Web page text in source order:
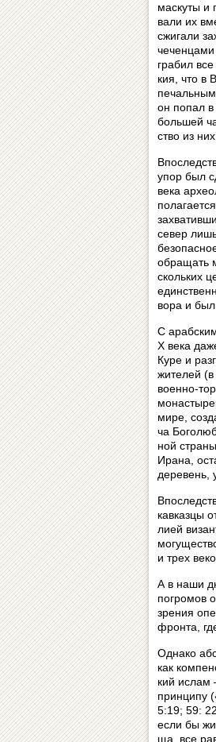
маскуты и
ва­ли их
сжигали
грабил
кия, что в
он попал в
большей
ство из
упор был
века
север
обращать
сколь­ких
во­ра и был
С
X века
Куре и
жителей
во­ен­но-
ми­ре,
ча
ной
Ирана,
де­ре­вень,
кавказцы
ли­ей
и трех
А в наши
погромов
зрения
фронта,
Однако
как
кий ислам
прин­ци­пу
5:19; 59:
если бы
ща, все